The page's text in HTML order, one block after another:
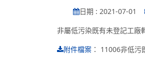
日期 : 2021-07-01
非屬低污染既有未登記工廠
附件檔案 ： 11006非低污